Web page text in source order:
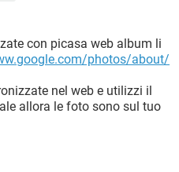
con picasa web album li
photos/about/
nel web e utilizzi il
allora le foto sono sul tuo